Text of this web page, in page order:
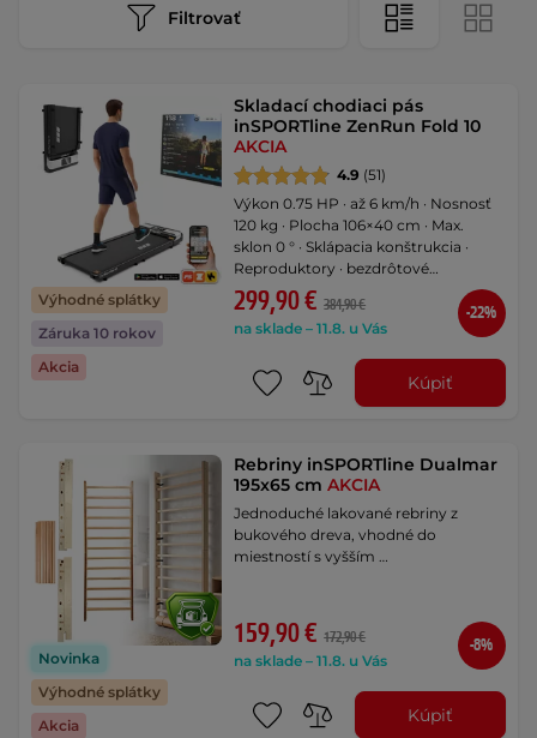
Filtrovať
Výhodné splátky
Záruka 10 rokov
Akcia
Skladací chodiaci pás
inSPORTline ZenRun Fold 10
AKCIA
4.9 (51)
Výkon 0.75 HP · až 6 km/h · Nosnosť
120 kg · Plocha 106×40 cm · Max.
sklon 0 ° · Sklápacia konštrukcia ·
Reproduktory · bezdrôtové
prepojenie s fitness aplikáciami
299,90 € 384,90 €
na sklade – 11.8. u Vás
-22%
Kúpiť
Novinka
Výhodné splátky
Akcia
Rebriny inSPORTline Dualmar
195x65 cmAKCIA
Jednoduché lakované rebriny z
bukového dreva, vhodné do
miestností s vyšším …
159,90 € 172,90 €
na sklade – 11.8. u Vás
-8%
Kúpiť